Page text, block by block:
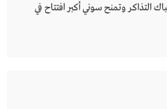
وتمنح سوني أكبر افتتاح في